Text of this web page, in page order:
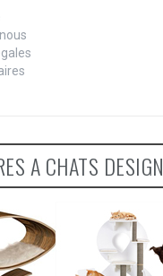
A CHATS DESIGN